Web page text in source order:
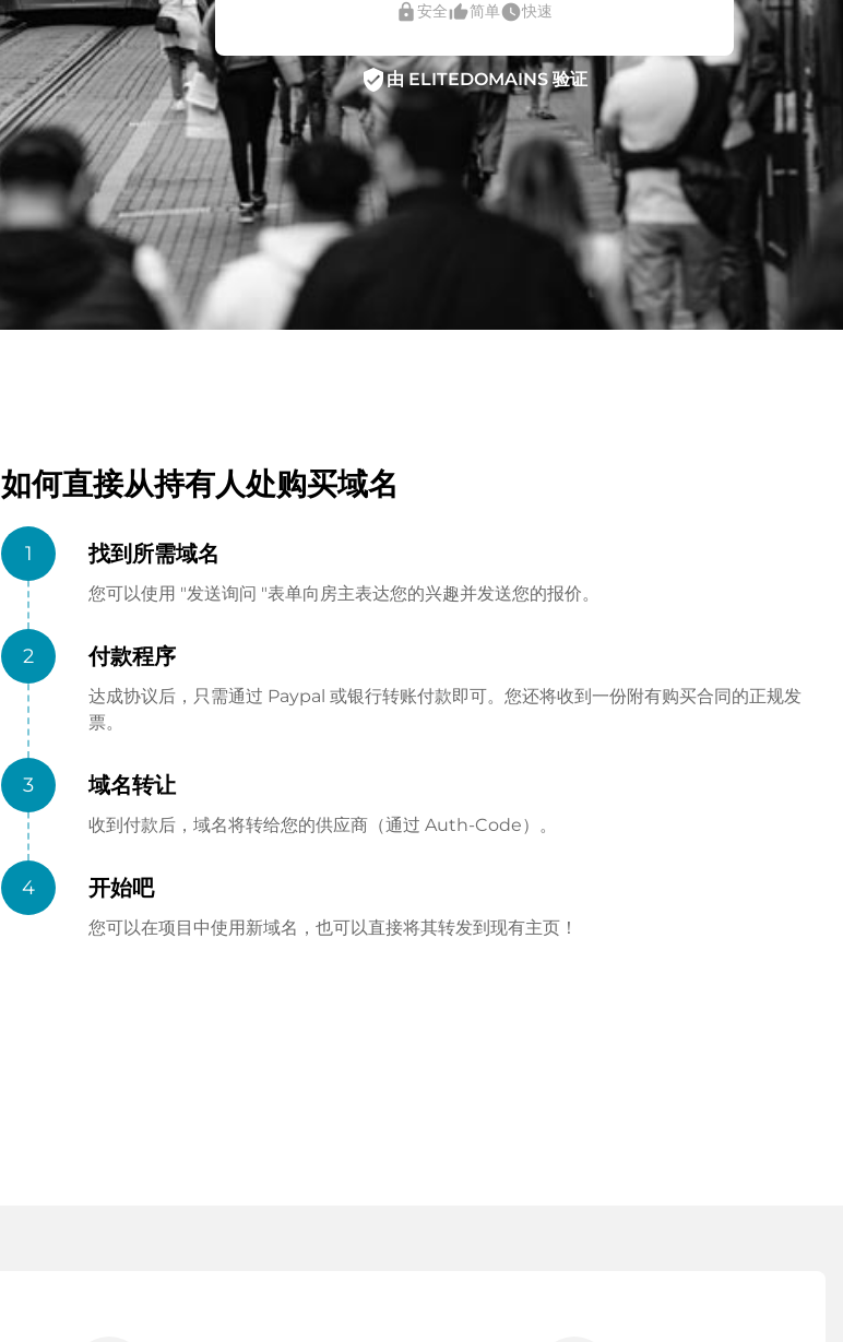
lock安全thumb_up_alt简单watch_later快速
verified_user由 ELITEDOMAINS 验证
如何直接从持有人处购买域名
1 找到所需域名
您可以使用 "发送询问 "表单向房主表达您的兴趣并发送您的报价。
2 付款程序
达成协议后，只需通过 Paypal 或银行转账付款即可。您还将收到一份附有购买合同的正规发
票。
3 域名转让
收到付款后，域名将转给您的供应商（通过 Auth-Code）。
4 开始吧
您可以在项目中使用新域名，也可以直接将其转发到现有主页！